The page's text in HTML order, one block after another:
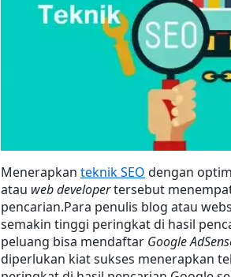
Menerapkan teknik SEO dengan
atau web developer tersebut
pencarian.Para penulis blog atau
semakin tinggi peringkat di hasil
peluang bisa mendaftar Google
diperlukan kiat sukses menerapkan